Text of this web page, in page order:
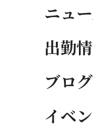
ニュ
出勤
ブログ
イベ